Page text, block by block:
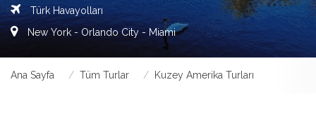
Türk Havayolları
New York - Orlando City - Miami
Ana Sayfa Tüm Turlar Kuzey Amerika Turları